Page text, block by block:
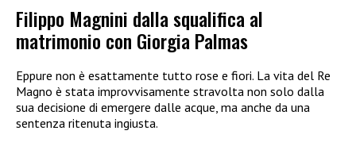
Filippo Magnini dalla squalifica al
matrimonio con Giorgia Palmas
Eppure non è esattamente tutto rose e fiori. La vita del Re
Magno è stata improvvisamente stravolta non solo dalla
sua decisione di emergere dalle acque, ma anche da una
sentenza ritenuta ingiusta.